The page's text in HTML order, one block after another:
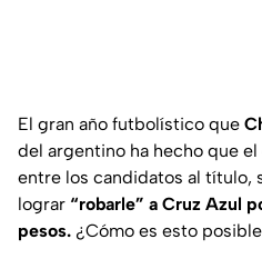
El gran año futbolístico que
del argentino ha hecho que
entre los candidatos al título,
lograr “robarle” a Cruz Azul
pesos. ¿Cómo es esto